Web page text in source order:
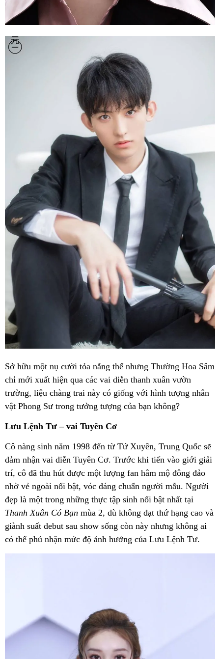
Sở hữu một nụ cười tỏa nắng thế nhưng Thường Hoa Sâm
chỉ mới xuất hiện qua các vai diễn thanh xuân vườn
trường, liệu chàng trai này có giống với hình tượng nhân
vật Phong Sư trong tưởng tượng của bạn không?
Lưu Lệnh Tư – vai Tuyên Cơ
Cô nàng sinh năm 1998 đến từ Tứ Xuyên, Trung Quốc sẽ
đảm nhận vai diễn Tuyên Cơ. Trước khi tiến vào giới giải
trí, cô đã thu hút được một lượng fan hâm mộ đông đảo
nhờ vẻ ngoài nổi bật, vóc dáng chuẩn người mẫu. Người
đẹp là một trong những thực tập sinh nổi bật nhất tại
Thanh Xuân Có Bạn mùa 2, dù không đạt thứ hạng cao và
giành suất debut sau show sống còn này nhưng không ai
có thể phủ nhận mức độ ảnh hưởng của Lưu Lệnh Tư.